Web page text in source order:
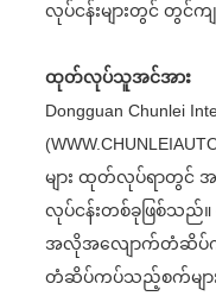
လုပ်ငန်းများတွင် တွင်
ထုတ်လုပ်သူအင်အား
Dongguan Chunlei
များ ထုတ်လုပ်ရာတွင်
လုပ်ငန်းတစ်ခုဖြစ်သည်
အလိုအလျောက်တံဆိပ်က
တံဆိပ်ကပ်သည့်စက်မျာ